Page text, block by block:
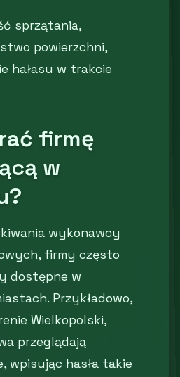
sprzątania,
powierzchni,
hałasu w trakcie
firmę
w
wykonawcy
firmy często
dostępne w
Przykładowo,
Wielkopolski,
przeglądają
wpisując hasła takie